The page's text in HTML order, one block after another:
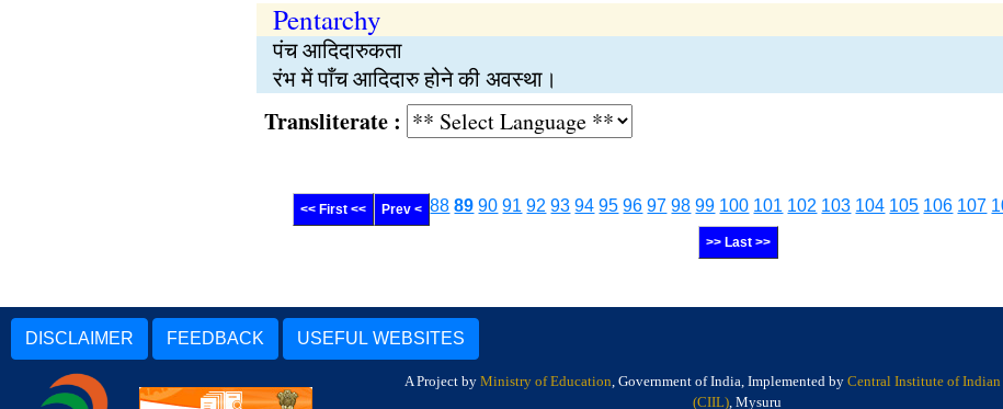
Pentarchy
पंच आदिदारुकता
रंभ में पाँच आदिदारु होने की अवस्था।
Transliterate :
<< First << Prev < 88 89 90 91 92 93 94 95 96 97 98 99 100 101 102 103 104 105 106 107
>> Last >>
DISCLAIMER FEEDBACK USEFUL WEBSITES
A Project by Ministry of Education, Government of India, Implemented by Central Institute of Indian
(CIIL), Mysuru